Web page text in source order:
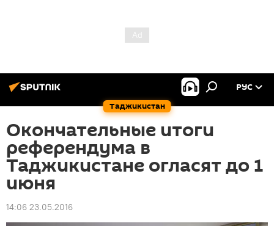
Таджикистан
РУС
Окончательные итоги
референдума в
Таджикистане огласят до 1
июня
14:06 23.05.2016